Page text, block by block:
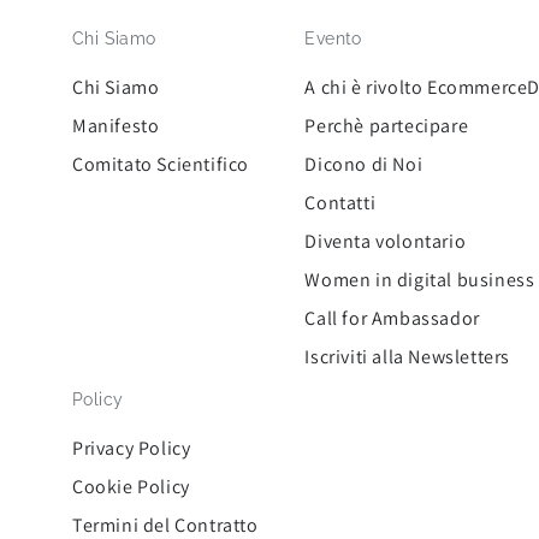
Chi Siamo
Chi Siamo
Manifesto
Comitato Scientifico
Evento
A chi è rivolto
Perchè partecipare
Dicono di Noi
Contatti
Diventa volontario
Women in digital business
Call for Ambassador
Iscriviti alla Newsletters
Policy
Privacy Policy
Cookie Policy
Termini del Contratto